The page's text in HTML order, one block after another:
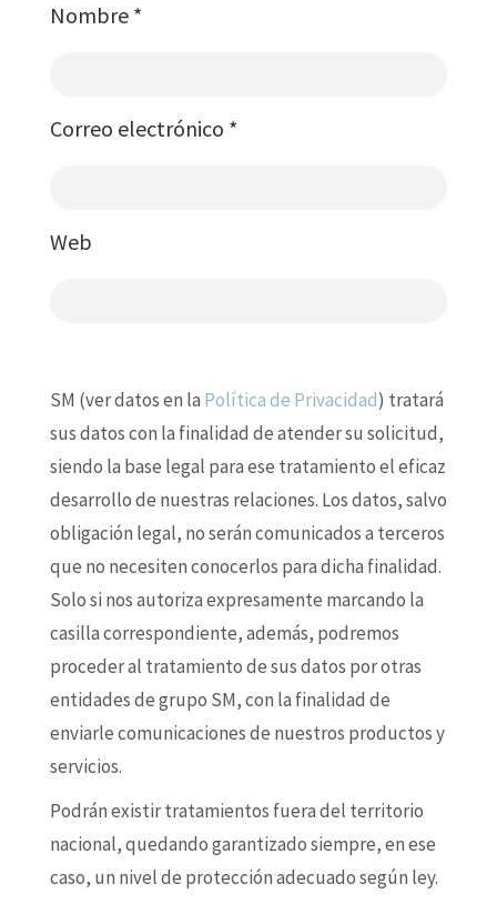
Nombre *
Correo electrónico *
Web
SM (ver datos en la Política de Privacidad) tratará
sus datos con la finalidad de atender su solicitud,
siendo la base legal para ese tratamiento el eficaz
desarrollo de nuestras relaciones. Los datos, salvo
obligación legal, no serán comunicados a terceros
que no necesiten conocerlos para dicha finalidad.
Solo si nos autoriza expresamente marcando la
casilla correspondiente, además, podremos
proceder al tratamiento de sus datos por otras
entidades de grupo SM, con la finalidad de
enviarle comunicaciones de nuestros productos y
servicios.
Podrán existir tratamientos fuera del territorio
nacional, quedando garantizado siempre, en ese
caso, un nivel de protección adecuado según ley.